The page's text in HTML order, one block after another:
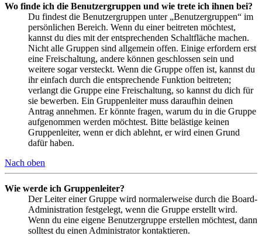
Wo finde ich die Benutzergruppen und wie trete ich ihnen bei?
Du findest die Benutzergruppen unter „Benutzergruppen“ im
persönlichen Bereich. Wenn du einer beitreten möchtest,
kannst du dies mit der entsprechenden Schaltfläche machen.
Nicht alle Gruppen sind allgemein offen. Einige erfordern erst
eine Freischaltung, andere können geschlossen sein und
weitere sogar versteckt. Wenn die Gruppe offen ist, kannst du
ihr einfach durch die entsprechende Funktion beitreten;
verlangt die Gruppe eine Freischaltung, so kannst du dich für
sie bewerben. Ein Gruppenleiter muss daraufhin deinen
Antrag annehmen. Er könnte fragen, warum du in die Gruppe
aufgenommen werden möchtest. Bitte belästige keinen
Gruppenleiter, wenn er dich ablehnt, er wird einen Grund
dafür haben.
Nach oben
Wie werde ich Gruppenleiter?
Der Leiter einer Gruppe wird normalerweise durch die Board-
Administration festgelegt, wenn die Gruppe erstellt wird.
Wenn du eine eigene Benutzergruppe erstellen möchtest, dann
solltest du einen Administrator kontaktieren.